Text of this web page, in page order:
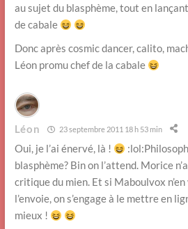
au sujet du blasphème, tout en
de cabale
Donc après cosmic dancer, calito,
Léon promu chef de la cabale
Léon 23 septembre 2011 18 h 53 min
Oui, je l’ai énervé, là !
blasphème? Bin on l’attend. Morice
critique du mien. Et si Maboulvox n’en
l’envoie, on s’engage à le mettre en
mieux !